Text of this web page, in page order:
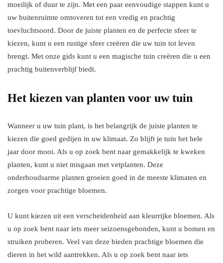
moeilijk of duur te zijn. Met een paar eenvoudige stappen kunt u
uw buitenruimte omtoveren tot een vredig en prachtig
toevluchtsoord. Door de juiste planten en de perfecte sfeer te
kiezen, kunt u een rustige sfeer creëren die uw tuin tot leven
brengt. Met onze gids kunt u een magische tuin creëren die u een
prachtig buitenverblijf biedt.
Het kiezen van planten voor uw tuin
Wanneer u uw tuin plant, is het belangrijk de juiste planten te
kiezen die goed gedijen in uw klimaat. Zo blijft je tuin het hele
jaar door mooi. Als u op zoek bent naar gemakkelijk te kweken
planten, kunt u niet misgaan met vetplanten. Deze
onderhoudsarme planten groeien goed in de meeste klimaten en
zorgen voor prachtige bloemen.
U kunt kiezen uit een verscheidenheid aan kleurrijke bloemen. Als
u op zoek bent naar iets meer seizoensgebonden, kunt u bomen en
struiken proberen. Veel van deze bieden prachtige bloemen die
dieren in het wild aantrekken. Als u op zoek bent naar iets